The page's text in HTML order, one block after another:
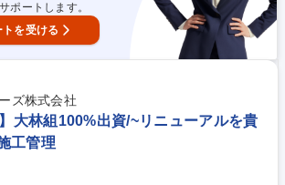
ポートします。
を受ける
ズ株式会社
大林組100%出資/~リニューアルを貴
工管理